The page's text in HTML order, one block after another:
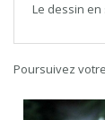
Le dessin
Poursuivez